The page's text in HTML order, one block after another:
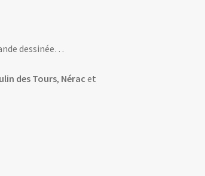
dessinée…
des Tours, Néracet